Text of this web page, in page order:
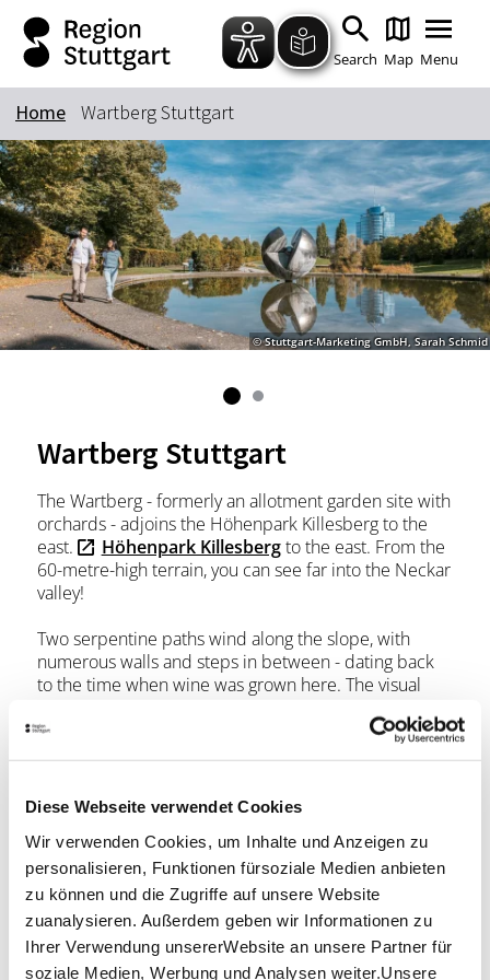
Diese Webseite verwendet Cookies
Wir verwenden Cookies, um Inhalte und Anzeigen zu
personalisieren, Funktionen fürsoziale Medien anbieten
zu können und die Zugriffe auf unsere Website
zuanalysieren. Außerdem geben wir Informationen zu
Ihrer Verwendung unsererWebsite an unsere Partner für
soziale Medien, Werbung und Analysen weiter.Unsere
Zum Hauptinhalt springen
Zur Suche springen
Zur Hauptnavigation
Zum Footer springen
Search Map Menu
Keyword
Home Wartberg Stuttgart
© Stuttgart-Marketing GmbH, Sarah Schmid
Wartberg Stuttgart
The Wartberg - formerly an allotment garden site with
orchards - adjoins the Höhenpark Killesberg to the
east.
Höhenpark Killesbergto the east. From the
60-metre-high terrain, you can see far into the Neckar
valley!
Two serpentine paths wind along the slope, with
numerous walls and steps in between - dating back
to the time when wine was grown here. The visual
adjoined by a series of smaller lakes, known as
area.
In the valley basin, which slopes to the east, there are
traditional allotments and "Gütle", which were newly
parceled out and laid out according to ecological
principles during the IGA 1993. Also: the filigree
building of the Ecology Center.